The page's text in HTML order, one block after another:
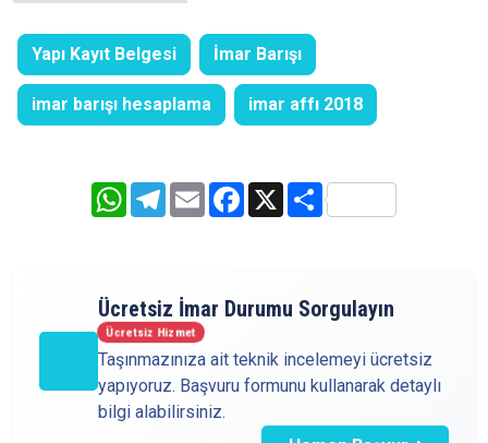
Yapı Kayıt Belgesi İmar Barışı
imar barışı hesaplama imar affı 2018
WhatsAppTelegram
Email Facebook
X Share
Ücretsiz İmar Durumu Sorgulayın
Ücretsiz Hizmet
Taşınmazınıza ait teknik incelemeyi ücretsiz
yapıyoruz. Başvuru formunu kullanarak detaylı
bilgi alabilirsiniz.